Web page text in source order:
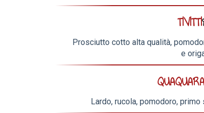
TIVITTI
Prosciutto cotto alta qualità,
e
Lardo, rucola, pomodoro,